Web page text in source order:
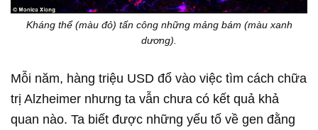
Kháng thể (màu đỏ) tấn công những mảng bám (màu xanh
dương).
Mỗi năm, hàng triệu USD đổ vào việc tìm cách chữa
trị Alzheimer nhưng ta vẫn chưa có kết quả khả
quan nào. Ta biết được những yếu tố về gen đằng